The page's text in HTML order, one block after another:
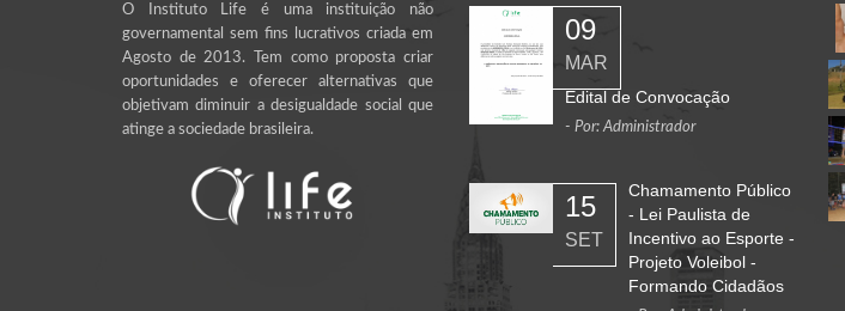
O Instituto Life é uma instituição não
governamental sem fins lucrativos criada em
Agosto de 2013. Tem como proposta criar
oportunidades e oferecer alternativas que
objetivam diminuir a desigualdade social que
atinge a sociedade brasileira.
09
MAR
Edital de Convocação
- Por: Administrador
15
SET
Chamamento Público
- Lei Paulista de
Incentivo ao Esporte -
Projeto Voleibol -
Formando Cidadãos